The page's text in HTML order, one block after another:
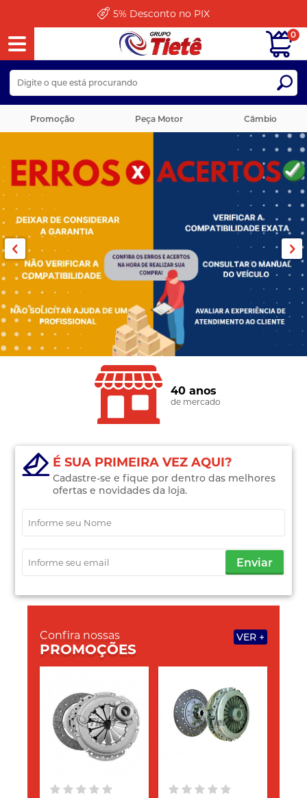
5% Desconto no PIX
Promoção Peça Motor Câmbio
0
40 anos
de mercado
É SUA PRIMEIRA VEZ AQUI?
Cadastre-se e fique por dentro das melhores
ofertas e novidades da loja.
Enviar
Confira nossas
PROMOÇÕES
VER +